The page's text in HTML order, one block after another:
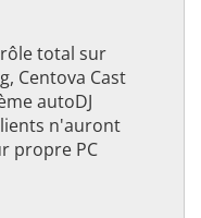
total sur
Centova Cast
autoDJ
n'auront
propre PC